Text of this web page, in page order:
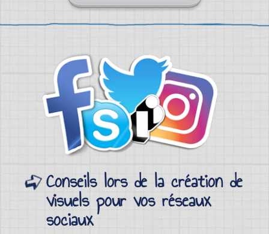
Conseils lors de la création de
visuels pour vos réseaux
sociaux